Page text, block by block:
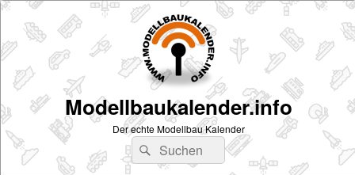
Modellbaukalender.info
Der echte Modellbau Kalender
Suchen
nach:
Suchen